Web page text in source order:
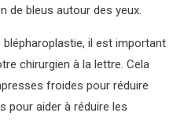
de bleus autour des yeux.
il est important
chirurgien à la lettre. Cela
froides pour réduire
pour aider à réduire les